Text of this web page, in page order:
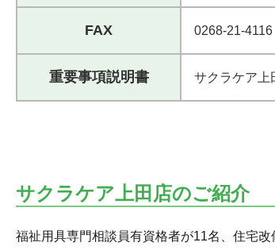
FAX 0268-21-4116
重要事項説明書 サクラケア上
サクラケア上田店のご紹介
福祉用具専門相談員有資格者が11名、住宅